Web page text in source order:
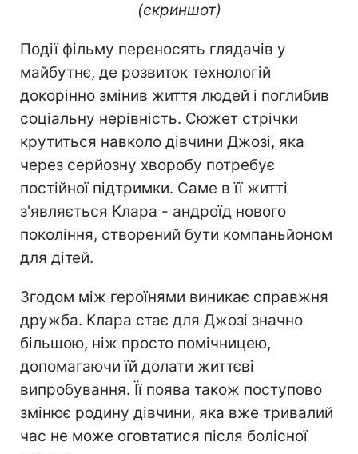
(скриншот)
Події фільму переносять глядачів у
майбутнє, де розвиток технологій
докорінно змінив життя людей і поглибив
соціальну нерівність. Сюжет стрічки
крутиться навколо дівчини Джозі, яка
через серйозну хворобу потребує
постійної підтримки. Саме в її житті
з'являється Клара - андроїд нового
покоління, створений бути компаньйоном
для дітей.
Згодом між героїнями виникає справжня
дружба. Клара стає для Джозі значно
більшою, ніж просто помічницею,
допомагаючи їй долати життєві
випробування. Її поява також поступово
змінює родину дівчини, яка вже тривалий
час не може оговтатися після болісної